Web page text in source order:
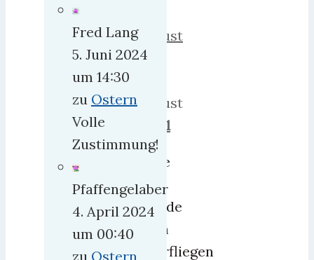
August
2021
August
1
Habe
ich
gerade
beim
Überfliegen
Fred Lang
5. Juni 2024
um 14:30
zu Ostern
Volle
Zustimmung!
Pfaffengelaber
4. April 2024
um 00:40
zu Ostern